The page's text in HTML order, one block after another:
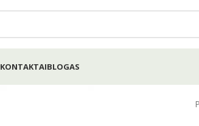
KONTAKTAIBLOGAS